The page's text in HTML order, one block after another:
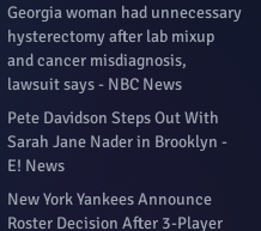
Georgia woman had unnecessary
hysterectomy after lab mixup
and cancer misdiagnosis,
lawsuit says - NBC News
Pete Davidson Steps Out With
Sarah Jane Nader in Brooklyn -
E! News
New York Yankees Announce
Roster Decision After 3-Player